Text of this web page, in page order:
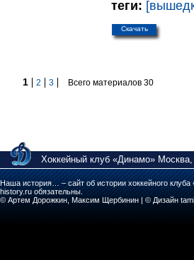
теги:
Скачать
1 2 3 Всего материалов 30
Хоккейный клуб «Динамо» Москва,
Наша история… – сайт об истории хоккейного
history.ru обязательны.
© Артем Дорожкин, Максим Щербинин | © Дизайн